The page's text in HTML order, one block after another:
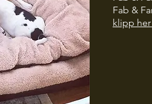
Fab &
klipp